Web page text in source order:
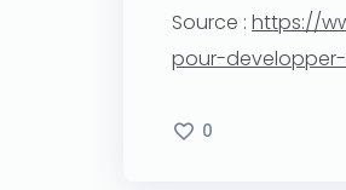
Source : https://
pour-
0